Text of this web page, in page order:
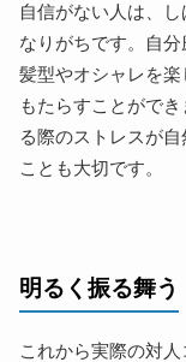
自信がない人は、
なりがちです。自分
髪型やオシャレを
もたらすことがで
る際のストレスが
ことも大切です。
明るく振る舞う
これから実際の対